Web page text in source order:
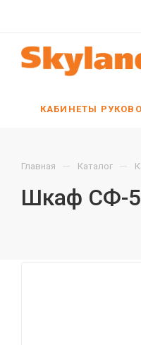
КАБИНЕТЫ
Главная — Каталог —
Шкаф СФ-